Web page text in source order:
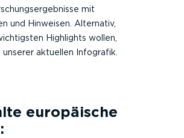
mit
und Hinweisen. Alternativ,
Highlights wollen,
aktuellen Infografik.
europäische